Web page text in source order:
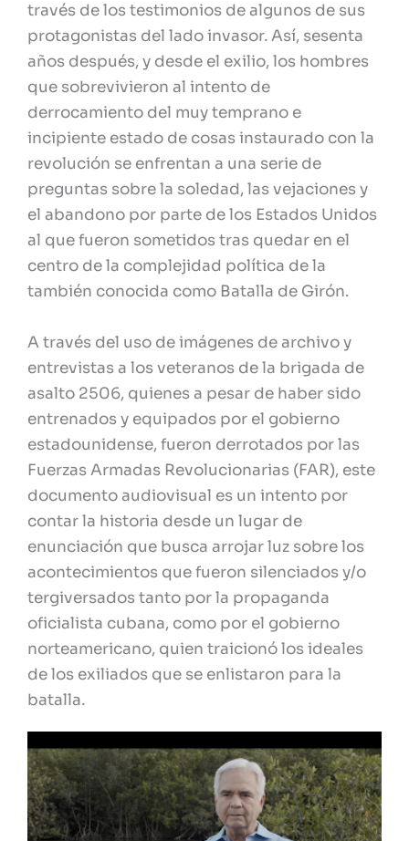
través de los testimonios de algunos de sus
protagonistas del lado invasor. Así, sesenta
años después, y desde el exilio, los hombres
que sobrevivieron al intento de
derrocamiento del muy temprano e
incipiente estado de cosas instaurado con la
revolución se enfrentan a una serie de
preguntas sobre la soledad, las vejaciones y
el abandono por parte de los Estados Unidos
al que fueron sometidos tras quedar en el
centro de la complejidad política de la
también conocida como Batalla de Girón.
A través del uso de imágenes de archivo y
entrevistas a los veteranos de la brigada de
asalto 2506, quienes a pesar de haber sido
entrenados y equipados por el gobierno
estadounidense, fueron derrotados por las
Fuerzas Armadas Revolucionarias (FAR), este
documento audiovisual es un intento por
contar la historia desde un lugar de
enunciación que busca arrojar luz sobre los
acontecimientos que fueron silenciados y/o
tergiversados tanto por la propaganda
oficialista cubana, como por el gobierno
norteamericano, quien traicionó los ideales
de los exiliados que se enlistaron para la
batalla.